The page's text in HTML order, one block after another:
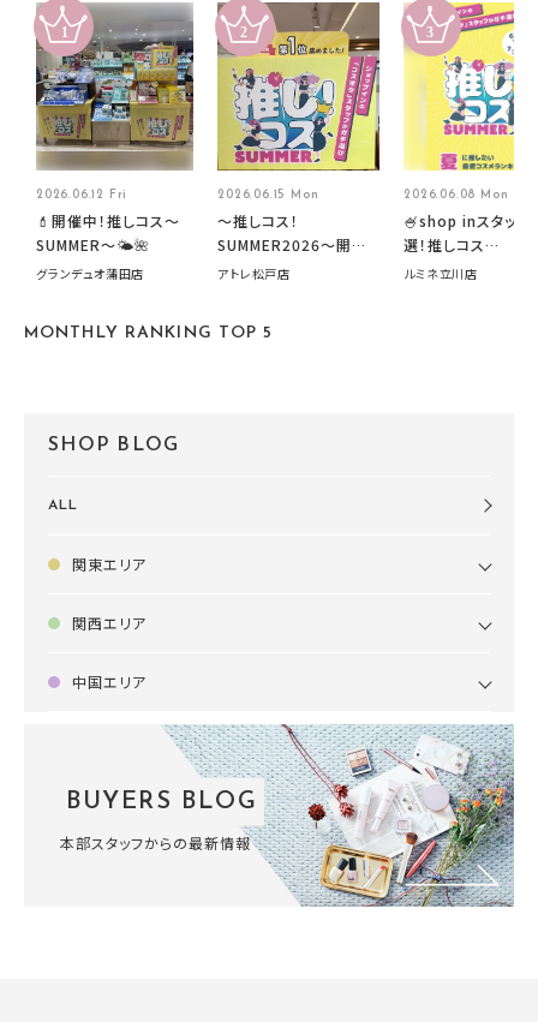
2026.06.12 Fri
💄開催中！推しコス〜
SUMMER〜🌤️🌺
グランデュオ蒲田店
2026.06.15 Mon
～推しコス！
SUMMER2026～開催
中です！
アトレ松戸店
2026.06.08 Mon
🍧shop inスタッフ
選！推しコス
summer2026開催
ルミネ立川店
MONTHLY RANKING TOP 5
SHOP BLOG
ALL
関東エリア
関西エリア
中国エリア
BUYERS BLOG
本部スタッフからの最新情報